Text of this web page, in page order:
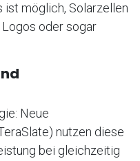
ist möglich, Solarzellen
oder sogar
Neue
nutzen diese
bei gleichzeitig